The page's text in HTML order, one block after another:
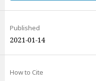
Published
2021-01-14
How to Cite